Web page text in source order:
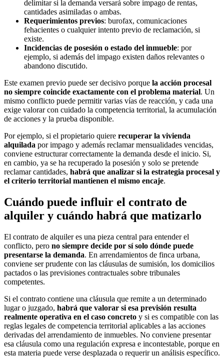
delimitar si la demanda versará sobre impago de rentas,
cantidades asimiladas o ambas.
Requerimientos previos: burofax, comunicaciones
fehacientes o cualquier intento previo de reclamación, si
existe.
Incidencias de posesión o estado del inmueble: por
ejemplo, si además del impago existen daños relevantes o
abandono discutido.
Este examen previo puede ser decisivo porque la acción procesal
no siempre coincide exactamente con el problema material. Un
mismo conflicto puede permitir varias vías de reacción, y cada una
exige valorar con cuidado la competencia territorial, la acumulación
de acciones y la prueba disponible.
Por ejemplo, si el propietario quiere recuperar la vivienda
alquilada por impago y además reclamar mensualidades vencidas,
conviene estructurar correctamente la demanda desde el inicio. Si,
en cambio, ya se ha recuperado la posesión y solo se pretende
reclamar cantidades, habrá que analizar si la estrategia procesal y
el criterio territorial mantienen el mismo encaje.
Cuándo puede influir el contrato de
alquiler y cuándo habrá que matizarlo
El contrato de alquiler es una pieza central para entender el
conflicto, pero no siempre decide por sí solo dónde puede
presentarse la demanda. En arrendamientos de finca urbana,
conviene ser prudente con las cláusulas de sumisión, los domicilios
pactados o las previsiones contractuales sobre tribunales
competentes.
Si el contrato contiene una cláusula que remite a un determinado
lugar o juzgado, habrá que valorar si esa previsión resulta
realmente operativa en el caso concreto y si es compatible con las
reglas legales de competencia territorial aplicables a las acciones
derivadas del arrendamiento de inmuebles. No conviene presentar
esa cláusula como una regulación expresa e incontestable, porque en
esta materia puede verse desplazada o requerir un análisis específico.